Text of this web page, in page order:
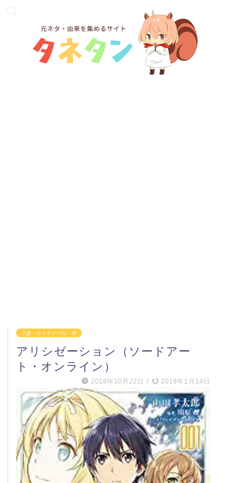
小説・ライトノベル・詩
アリシゼーション（ソードアー
ト・オンライン）
2018年10月22日 / 2019年1月14日